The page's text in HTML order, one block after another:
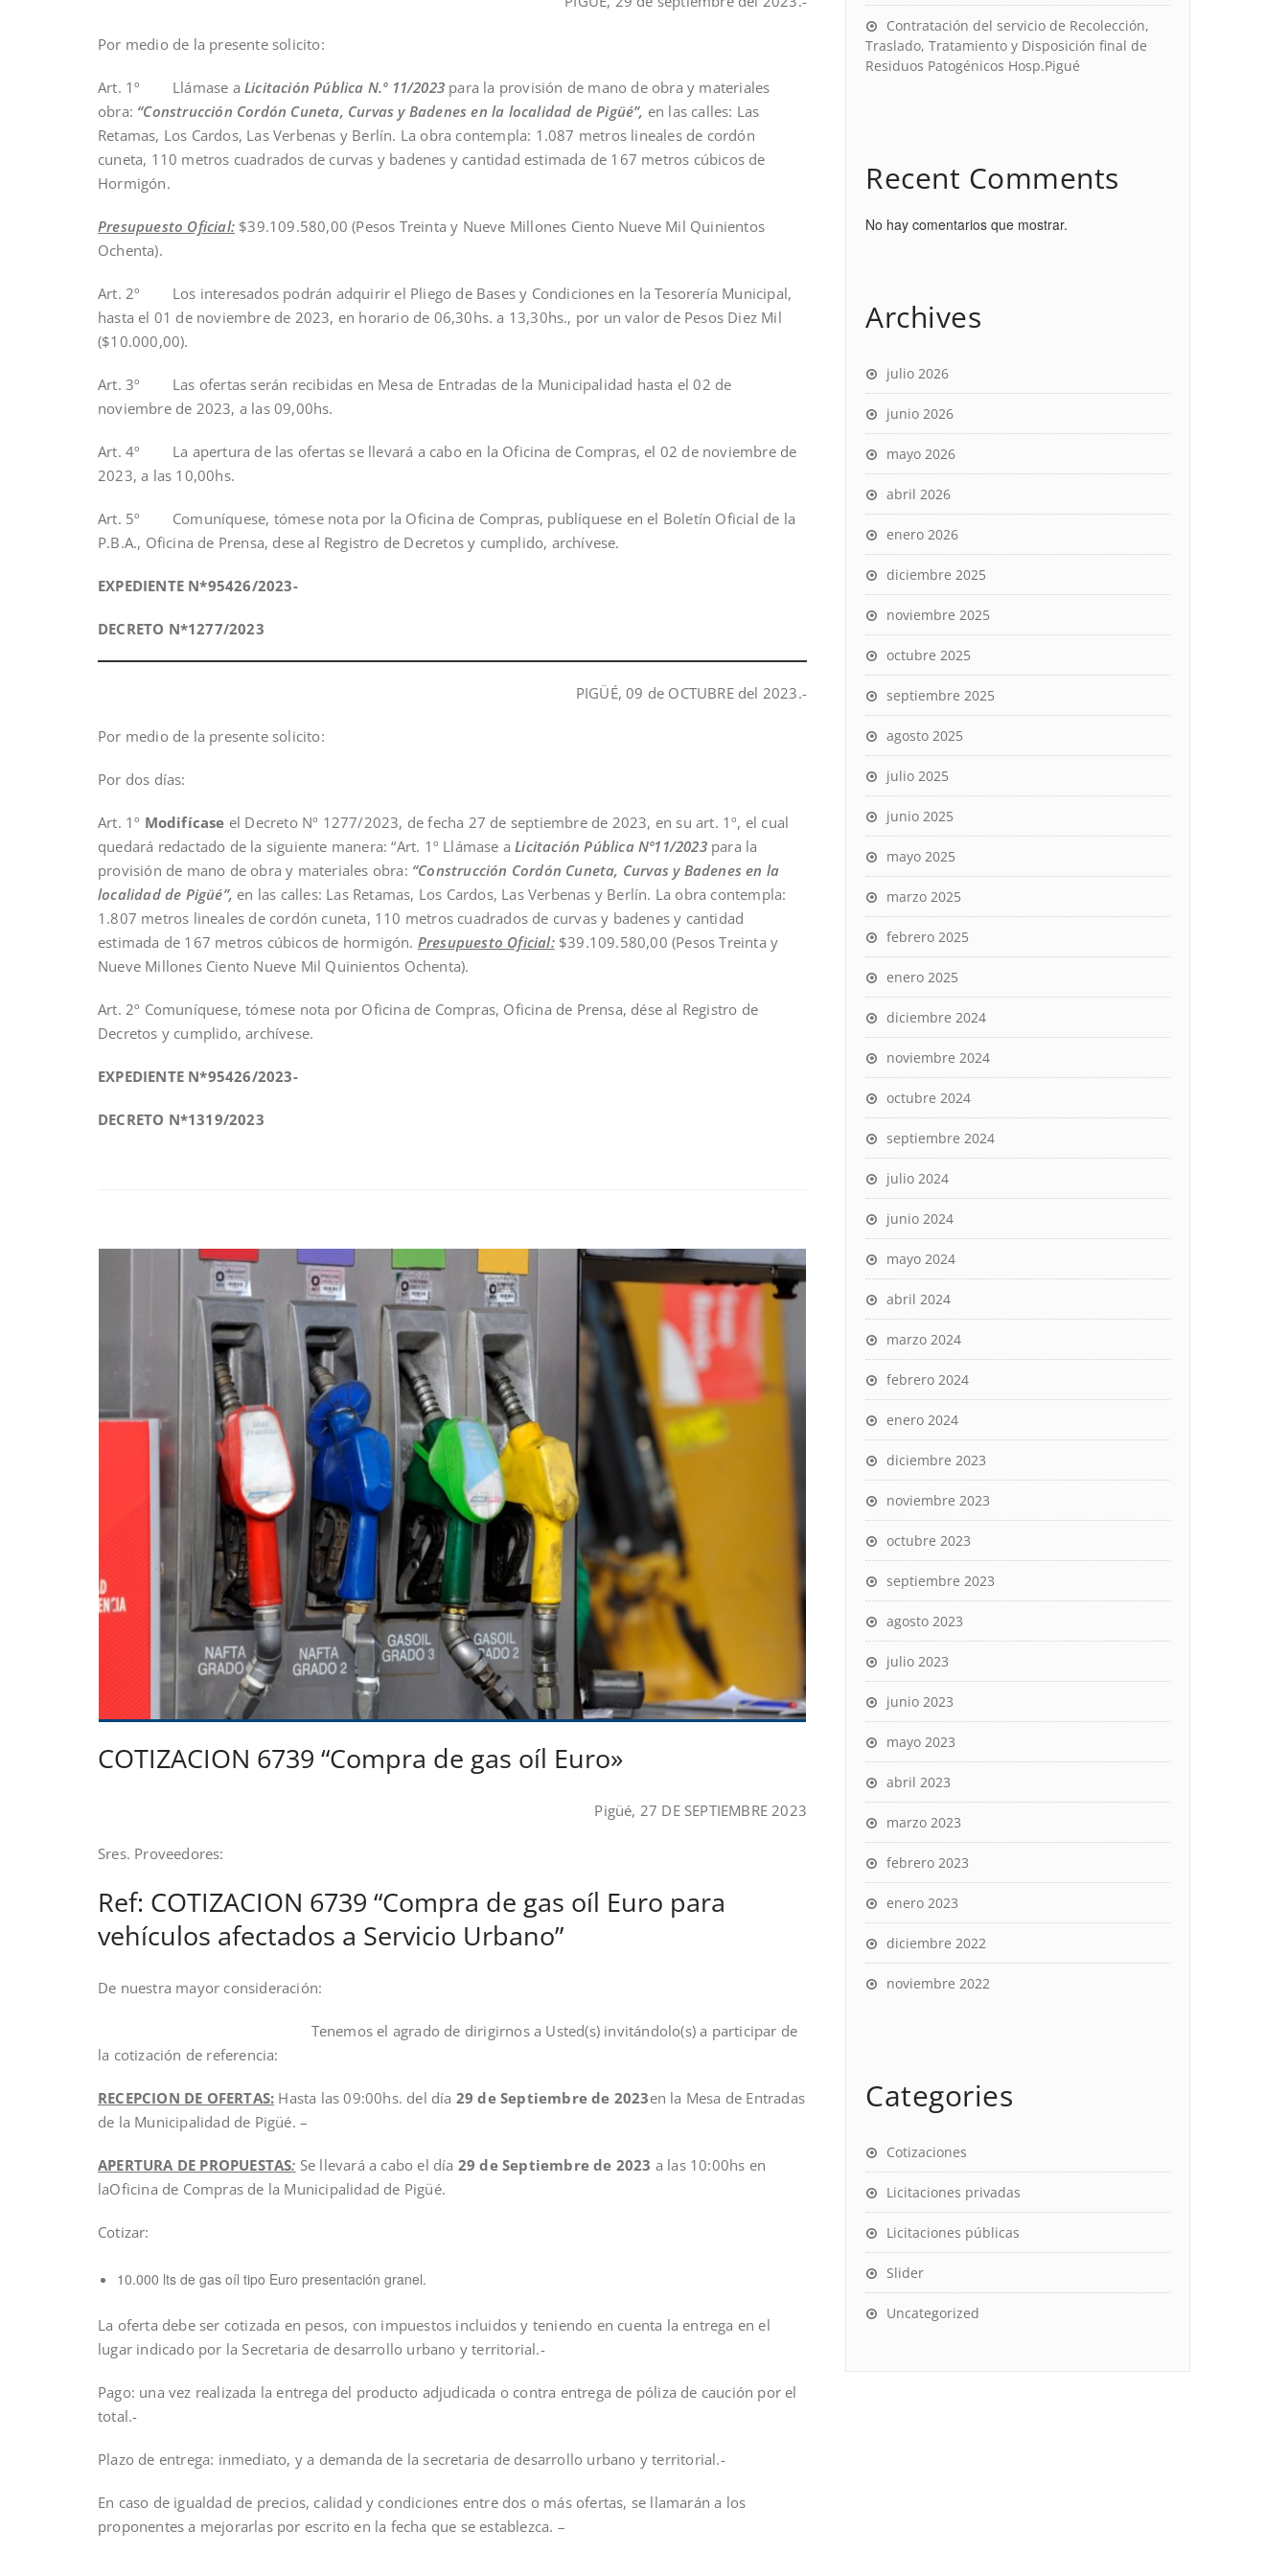
Por medio de la presente solicito:
Art. 1º Llámase a Licitación Pública N.º 11/2023 para la provisión de mano de obra y materiales
obra: “Construcción Cordón Cuneta, Curvas y Badenes en la localidad de Pigüé”, en las calles: Las
Retamas, Los Cardos, Las Verbenas y Berlín. La obra contempla: 1.087 metros lineales de cordón
cuneta, 110 metros cuadrados de curvas y badenes y cantidad estimada de 167 metros cúbicos de
Hormigón.
Presupuesto Oficial: $39.109.580,00 (Pesos Treinta y Nueve Millones Ciento Nueve Mil Quinientos
Ochenta).
Art. 2º Los interesados podrán adquirir el Pliego de Bases y Condiciones en la Tesorería Municipal,
hasta el 01 de noviembre de 2023, en horario de 06,30hs. a 13,30hs., por un valor de Pesos Diez Mil
($10.000,00).
Art. 3º Las ofertas serán recibidas en Mesa de Entradas de la Municipalidad hasta el 02 de
noviembre de 2023, a las 09,00hs.
Art. 4º La apertura de las ofertas se llevará a cabo en la Oficina de Compras, el 02 de noviembre de
2023, a las 10,00hs.
Art. 5º Comuníquese, tómese nota por la Oficina de Compras, publíquese en el Boletín Oficial de la
P.B.A., Oficina de Prensa, dese al Registro de Decretos y cumplido, archívese.
EXPEDIENTE N*95426/2023-
DECRETO N*1277/2023
PIGÜÉ, 09 de OCTUBRE del 2023.-
Por medio de la presente solicito:
Por dos días:
Art. 1º Modifícase el Decreto Nº 1277/2023, de fecha 27 de septiembre de 2023, en su art. 1º, el cual
quedará redactado de la siguiente manera: “Art. 1º Llámase aLicitación Pública Nº11/2023para la
provisión de mano de obra y materiales obra: “Construcción Cordón Cuneta, Curvas y Badenes en la
localidad de Pigüé”, en las calles: Las Retamas, Los Cardos, Las Verbenas y Berlín. La obra contempla:
1.807 metros lineales de cordón cuneta, 110 metros cuadrados de curvas y badenes y cantidad
estimada de 167 metros cúbicos de hormigón. Presupuesto Oficial:$39.109.580,00 (Pesos Treinta y
Nueve Millones Ciento Nueve Mil Quinientos Ochenta).
Art. 2º Comuníquese, tómese nota por Oficina de Compras, Oficina de Prensa, dése al Registro de
Decretos y cumplido, archívese.
EXPEDIENTE N*95426/2023-
DECRETO N*1319/2023
COTIZACION 6739 “Compra de gas oíl Euro»
Pigüé, 27 DE SEPTIEMBRE 2023
Sres. Proveedores:
Ref: COTIZACION 6739 “Compra de gas oíl Euro para
vehículos afectados a Servicio Urbano”
De nuestra mayor consideración:
Tenemos el agrado de dirigirnos a Usted(s) invitándolo(s) a participar de
la cotización de referencia:
RECEPCION DE OFERTAS: Hasta las 09:00hs. del día 29 de Septiembre de 2023en la Mesa de Entradas
de la Municipalidad de Pigüé. –
APERTURA DE PROPUESTAS: Se llevará a cabo el día 29 de Septiembre de 2023 a las 10:00hs en
laOficina de Compras de la Municipalidad de Pigüé.
Cotizar:
10.000 lts de gas oíl tipo Euro presentación granel.
La oferta debe ser cotizada en pesos, con impuestos incluidos y teniendo en cuenta la entrega en el
lugar indicado por la Secretaria de desarrollo urbano y territorial.-
Pago: una vez realizada la entrega del producto adjudicada o contra entrega de póliza de caución por el
total.-
Plazo de entrega: inmediato, y a demanda de la secretaria de desarrollo urbano y territorial.-
En caso de igualdad de precios, calidad y condiciones entre dos o más ofertas, se llamarán a los
proponentes a mejorarlas por escrito en la fecha que se establezca. –
Contratación del servicio de Recolección,
Traslado, Tratamiento y Disposición final de
Residuos Patogénicos Hosp.Pigué
Recent Comments
No hay comentarios que mostrar.
Archives
julio 2026
junio 2026
mayo 2026
abril 2026
enero 2026
diciembre 2025
noviembre 2025
octubre 2025
septiembre 2025
agosto 2025
julio 2025
junio 2025
mayo 2025
marzo 2025
febrero 2025
enero 2025
diciembre 2024
noviembre 2024
octubre 2024
septiembre 2024
julio 2024
junio 2024
mayo 2024
abril 2024
marzo 2024
febrero 2024
enero 2024
diciembre 2023
noviembre 2023
octubre 2023
septiembre 2023
agosto 2023
julio 2023
junio 2023
mayo 2023
abril 2023
marzo 2023
febrero 2023
enero 2023
diciembre 2022
noviembre 2022
Categories
Cotizaciones
Licitaciones privadas
Licitaciones públicas
Slider
Uncategorized